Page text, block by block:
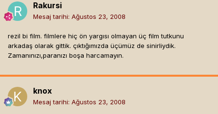
Rakursi
Mesaj tarihi: Ağustos 23, 2008
rezil bi film. filmlere hiç ön yargısı olmayan üç film tutkunu
arkadaş olarak gittik. çıktığımızda üçümüz de sinirliydik.
Zamanınızı,paranızı boşa harcamayın.
knox
Mesaj tarihi: Ağustos 23, 2008